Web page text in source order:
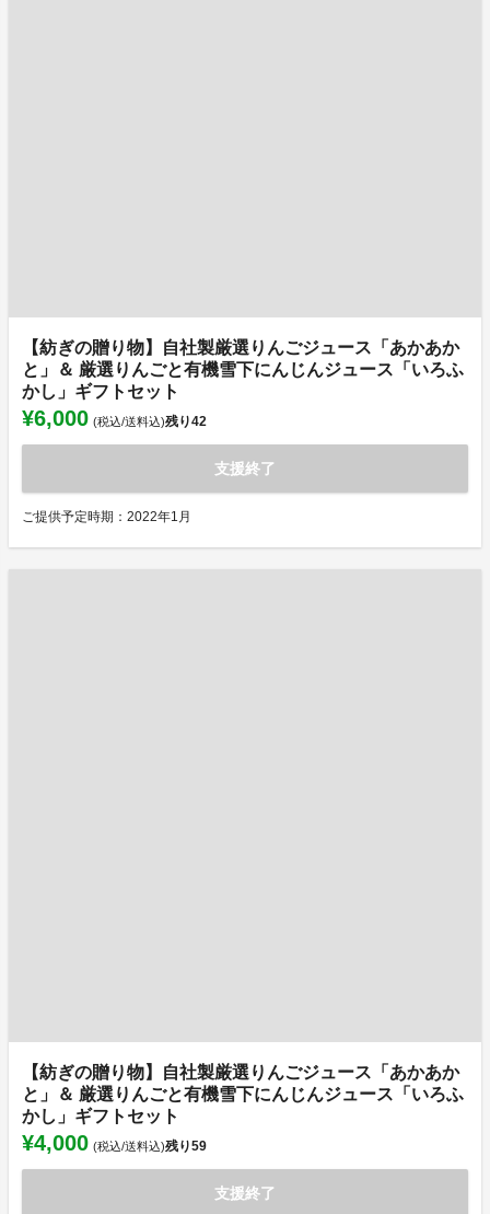
【紡ぎの贈り物】自社製厳選りんごジュース「あかあか
と」＆ 厳選りんごと有機雪下にんじんジュース「いろふ
かし」ギフトセット
¥6,000 (税込/送料込)残り42
支援終了
ご提供予定時期：2022年1月
【紡ぎの贈り物】自社製厳選りんごジュース「あかあか
と」＆ 厳選りんごと有機雪下にんじんジュース「いろふ
かし」ギフトセット
¥4,000 (税込/送料込)残り59
支援終了